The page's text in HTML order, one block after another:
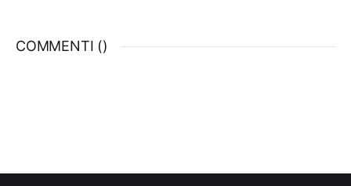
non scritta il comitato di Sassari che,
COMMENTI ()